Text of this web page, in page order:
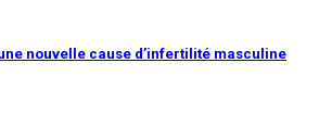
nouvelle cause d’infertilité masculine